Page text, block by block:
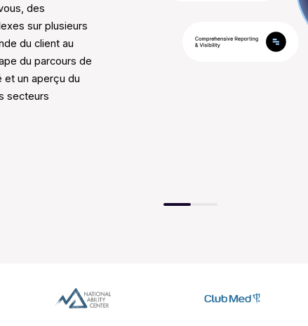
des
sur plusieurs
du client au
du parcours de
et un aperçu du
secteurs